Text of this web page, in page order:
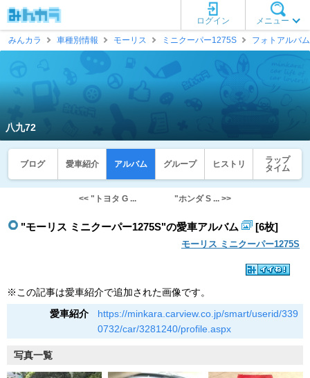
メニュー
ログイン
みんカラ
車種別情報 モーリス ミニクーパー1275S フォトアルバム
八九72
ブログ 愛車紹介 アルバム グループ ヒストリ
ラップ
タイム
<< "トヨタ G ... "ホンダ S ... >>
"モーリス ミニクーパー1275S"の愛車アルバム [6枚]
モーリス ミニクーパー1275S
※この記事は愛車紹介で追加された画像です。
愛車紹介
https://minkara.carview.co.jp/smart/userid/339
0732/car/3281240/profile.aspx
写真一覧